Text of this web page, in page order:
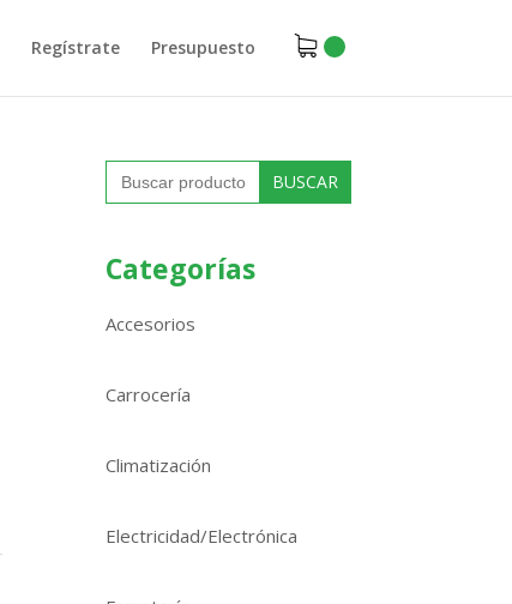
Regístrate Presupuesto
Buscar:
Categorías
Accesorios
Carrocería
Climatización
Electricidad/Electrónica